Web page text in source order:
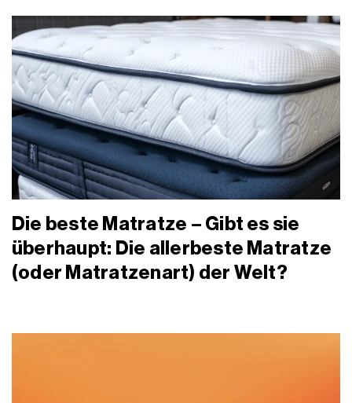
Die beste Matratze – Gibt es sie
überhaupt: Die allerbeste Matratze
(oder Matratzenart) der Welt?